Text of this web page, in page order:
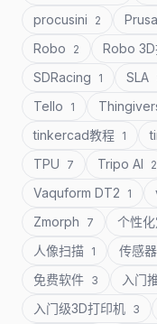
procusini 2
Robo 2 Robo
SDRacing 1 SLA
Tello 1
tinkercad教程 1
TPU 7 Tripo AI 2
Vaquform DT2 1
Zmorph 7 个性
人像扫描 1 传感器
免费软件 3 入门
入门级3D打印机 3